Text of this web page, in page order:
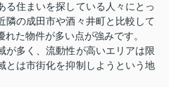
る住まいを探している人々にとっ
隣の成田市や酒々井町と比較して
た物件が多い点が強みです。
が多く、流動性が高いエリアは限
とは市街化を抑制しようという地